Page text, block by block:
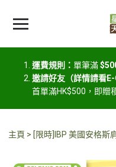
運費規則： 單筆滿
邀請好友（詳情請看
首單滿HK$500，即贈
主頁 [限時]IBP 美國安格斯